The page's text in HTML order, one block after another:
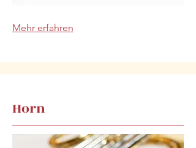
Mehr erfahren
Horn